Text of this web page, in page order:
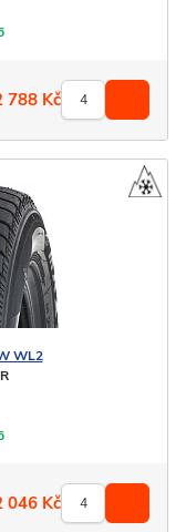
788 Kč
WL2
046 Kč